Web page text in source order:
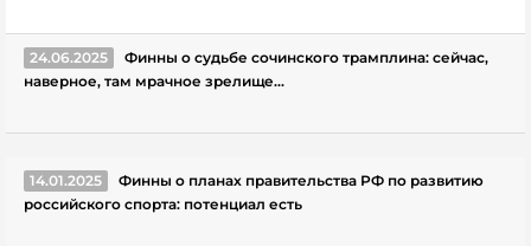
24.06.2025
Финны о судьбе сочинского трамплина: сейчас,
наверное, там мрачное зрелище...
14.01.2025
Финны о планах правительства РФ по развитию
российского спорта: потенциал есть